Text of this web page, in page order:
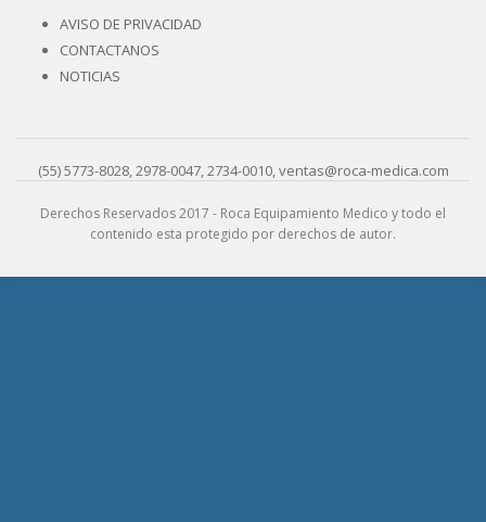
AVISO DE PRIVACIDAD
CONTACTANOS
NOTICIAS
(55) 5773-8028, 2978-0047, 2734-0010, ventas@roca-medica.com
Derechos Reservados 2017 - Roca Equipamiento Medico y todo el
contenido esta protegido por derechos de autor.